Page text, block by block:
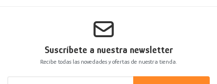
Suscríbete a nuestra newsletter
Recibe todas las novedades y ofertas de nuestra tienda.